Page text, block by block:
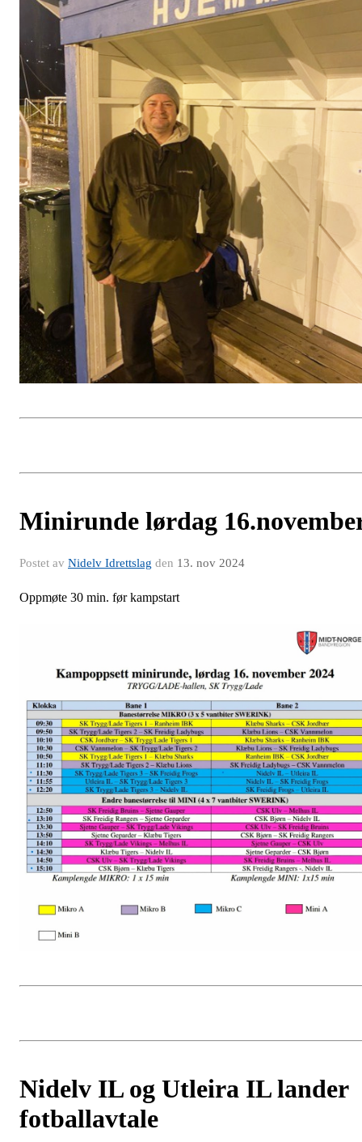
Minirunde lørdag
Postet av Nidelv Idrettslag den 13. nov 2024
Oppmøte 30 min. før kampstart
Nidelv IL og Utleira IL lander
fotballavtale